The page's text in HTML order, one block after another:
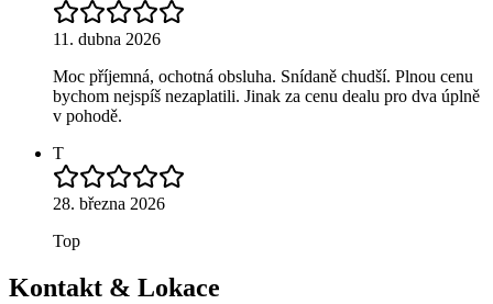
11. dubna 2026
Moc příjemná, ochotná obsluha. Snídaně chudší. Plnou cenu
bychom nejspíš nezaplatili. Jinak za cenu dealu pro dva úplně
v pohodě.
T
28. března 2026
Top
Kontakt & Lokace